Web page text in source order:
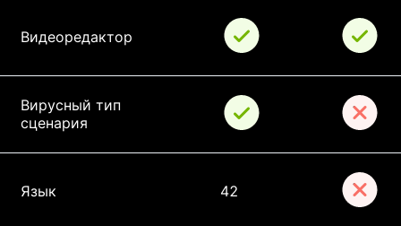
Видеоредактор
Вирусный тип
сценария
Язык 42